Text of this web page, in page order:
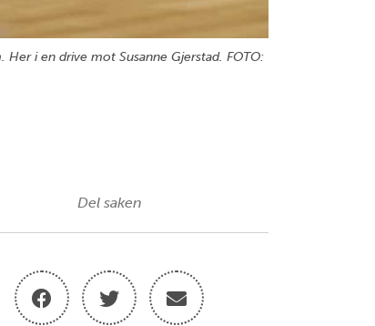
i en drive mot Susanne Gjerstad. FOTO:
Del saken